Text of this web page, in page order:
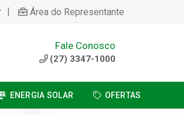
| Área do Representante
Fale Conosco
(27) 3347-1000
ENERGIA SOLAR OFERTAS